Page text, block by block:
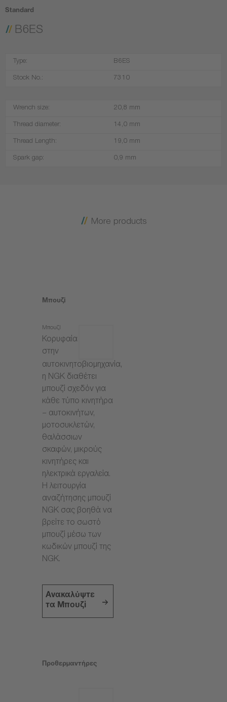
Standard
B6ES
Type: B6ES
Stock No.: 7310
Wrench size: 20,8 mm
Thread diameter: 14,0 mm
Thread Length: 19,0 mm
Spark gap: 0,9 mm
More products
Μπουζί
Μπουζί
Κορυφαία
στην
αυτοκινητοβιομηχανία,
η NGK διαθέτει
μπουζί σχεδόν για
κάθε τύπο κινητήρα
– αυτοκινήτων,
μοτοσυκλετών,
θαλάσσιων
σκαφών, μικρούς
κινητήρες και
ηλεκτρικά εργαλεία.
Η λειτουργία
αναζήτησης μπουζί
NGK σας βοηθά να
βρείτε το σωστό
μπουζί μέσω των
κωδικών μπουζί της
NGK.
Ανακαλύψτε
τα Μπουζί
Προθερμαντήρες